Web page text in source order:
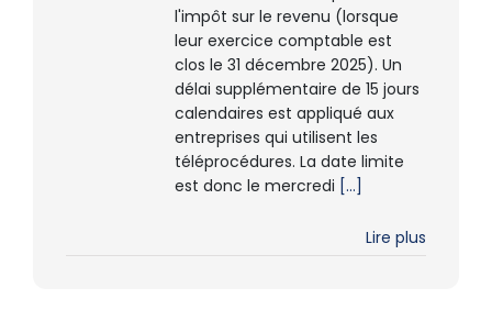
l'impôt sur le revenu (lorsque
leur exercice comptable est
clos le 31 décembre 2025). Un
délai supplémentaire de 15 jours
calendaires est appliqué aux
entreprises qui utilisent les
téléprocédures. La date limite
est donc le mercredi [...]
Lire plus